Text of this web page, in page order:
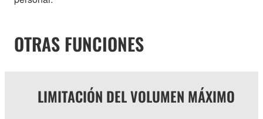
OTRAS FUNCIONES
LIMITACIÓN DEL VOLUMEN MÁXIMO